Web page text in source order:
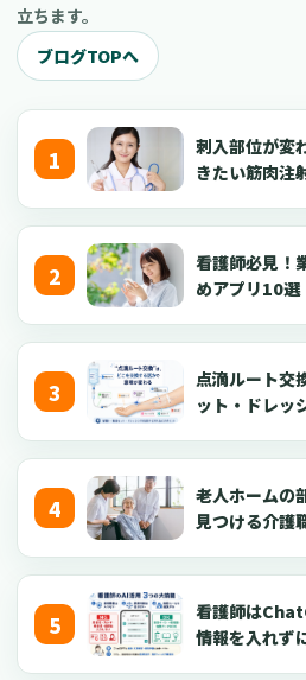
立ちます。
ブログTOPへ
刺入部位が変
きたい筋肉注
看護師必見！
めアプリ10選
点滴ルート交
ット・ドレッ
老人ホームの
見つける介護
看護師は
情報を入れず